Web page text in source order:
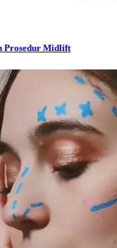
Prosedur Midlift